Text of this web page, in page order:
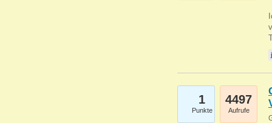
1
Punkte
4497
Aufrufe